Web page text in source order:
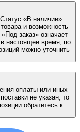
«В наличии»
и возможность
заказ» означает
настоящее время; по
можно уточнить
оплаты или иных
не указан, то
обратитесь к